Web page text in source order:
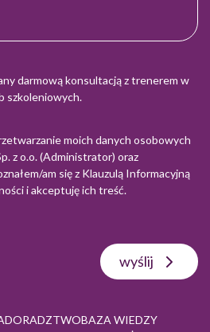
darmową konsultacją z trenerem w
szkoleniowych.
moich danych osobowych
z o.o. (Administrator) oraz
am się z Klauzulą Informacyjną
i akceptuję ich treść.
wyślij
DORADZTWOBAZA WIEDZY